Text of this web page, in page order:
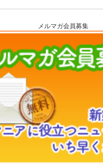
メルマガ会員募集